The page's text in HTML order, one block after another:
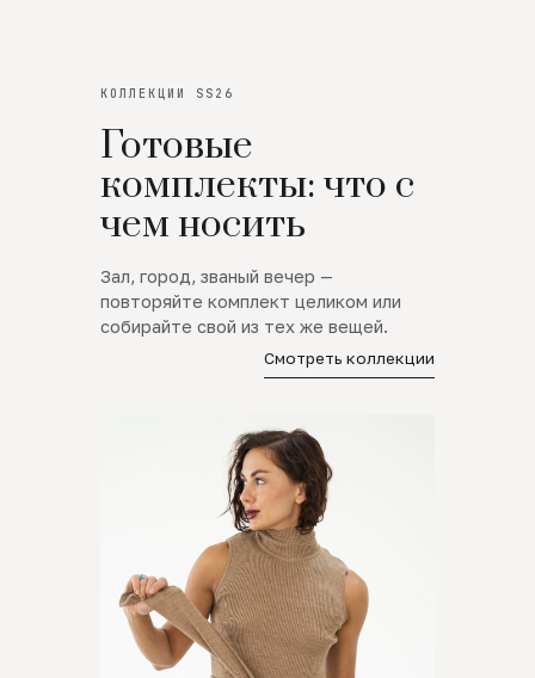
КОЛЛЕКЦИИ SS26
Готовые
комплекты: что с
чем носить
Зал, город, званый вечер —
повторяйте комплект целиком или
собирайте свой из тех же вещей.
Смотреть коллекции